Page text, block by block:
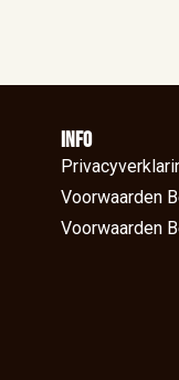
Info
Voorwaarden
Voorwaarden